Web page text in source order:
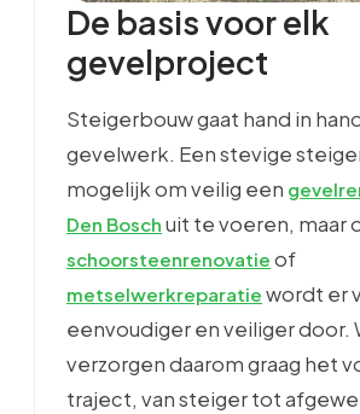
De basis voor elk
gevelproject
Steigerbouw gaat hand in
gevelwerk. Een stevige
mogelijk om veilig een
Den Bosch uit te voeren, maar
schoorsteenrenovatie of
metselwerkreparatie wordt er
eenvoudiger en veiliger door.
verzorgen daarom graag het
traject, van steiger tot